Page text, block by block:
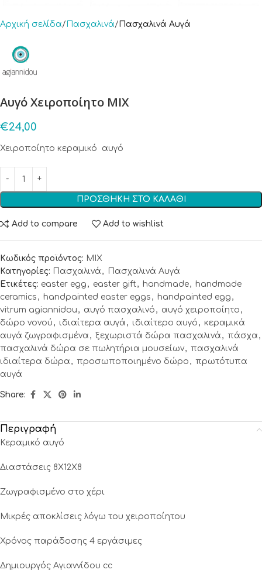
Αρχική σελίδα Πασχαλινά Πασχαλινά Αυγά
Αυγό Χειροποίητο ΜΙΧ
€24,00
Χειροποίητο κεραμικό αυγό
ΠΡΟΣΘΉΚΗ ΣΤΟ ΚΑΛΆΘΙ
Add to compare Add to wishlist
Κωδικός προϊόντος: ΜΙΧ
Κατηγορίες:
Πασχαλινά ,
Πασχαλινά Αυγά
Ετικέτες: easter egg , easter gift, handmade, handmade
ceramics , handpainted easter eggs , handpainted egg ,
vitrum agiannidou , αυγό πασχαλινό , αυγό χειροποίητο ,
δώρο νονού , ιδιαίτερα αυγά , ιδιαίτερο αυγό , κεραμικά
αυγά ζωγραφισμένα , ξεχωριστά δώρα πασχαλινά , πάσχα ,
πασχαλινά δώρα σε πωλητήρια μουσείων, πασχαλινά
ιδιαίτερα δώρα , προσωποποιημένο δώρο , πρωτότυπα
αυγά
Share:
Περιγραφή
Κεραμικό αυγό
Διαστάσεις 8X12X8
Ζωγραφισμένο στο χέρι
Μικρές αποκλίσεις λόγω του χειροποίητου
Χρόνος παράδοσης 4 εργάσιμες
Δημιουργός Αγιαννίδου cc